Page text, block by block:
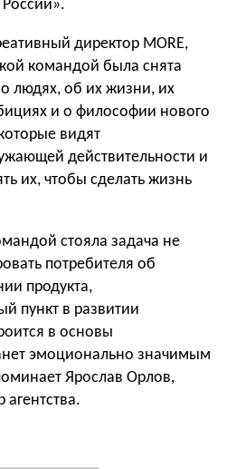
директор MORE,
командой была снята
людях, об их жизни, их
и о философии нового
видят
действительности и
их, чтобы сделать жизнь
стояла задача не
потребителя об
продукта,
пункт в развитии
в основы
эмоционально значимым
Ярослав Орлов,